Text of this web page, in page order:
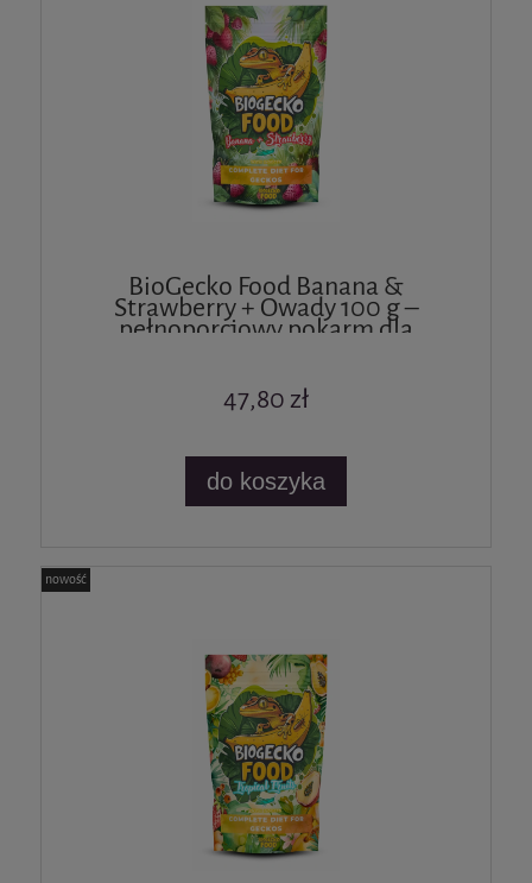
BioGecko Food Banana &
Strawberry + Owady 100 g –
pełnoporcjowy pokarm dla
47,80 zł
do koszyka
nowość